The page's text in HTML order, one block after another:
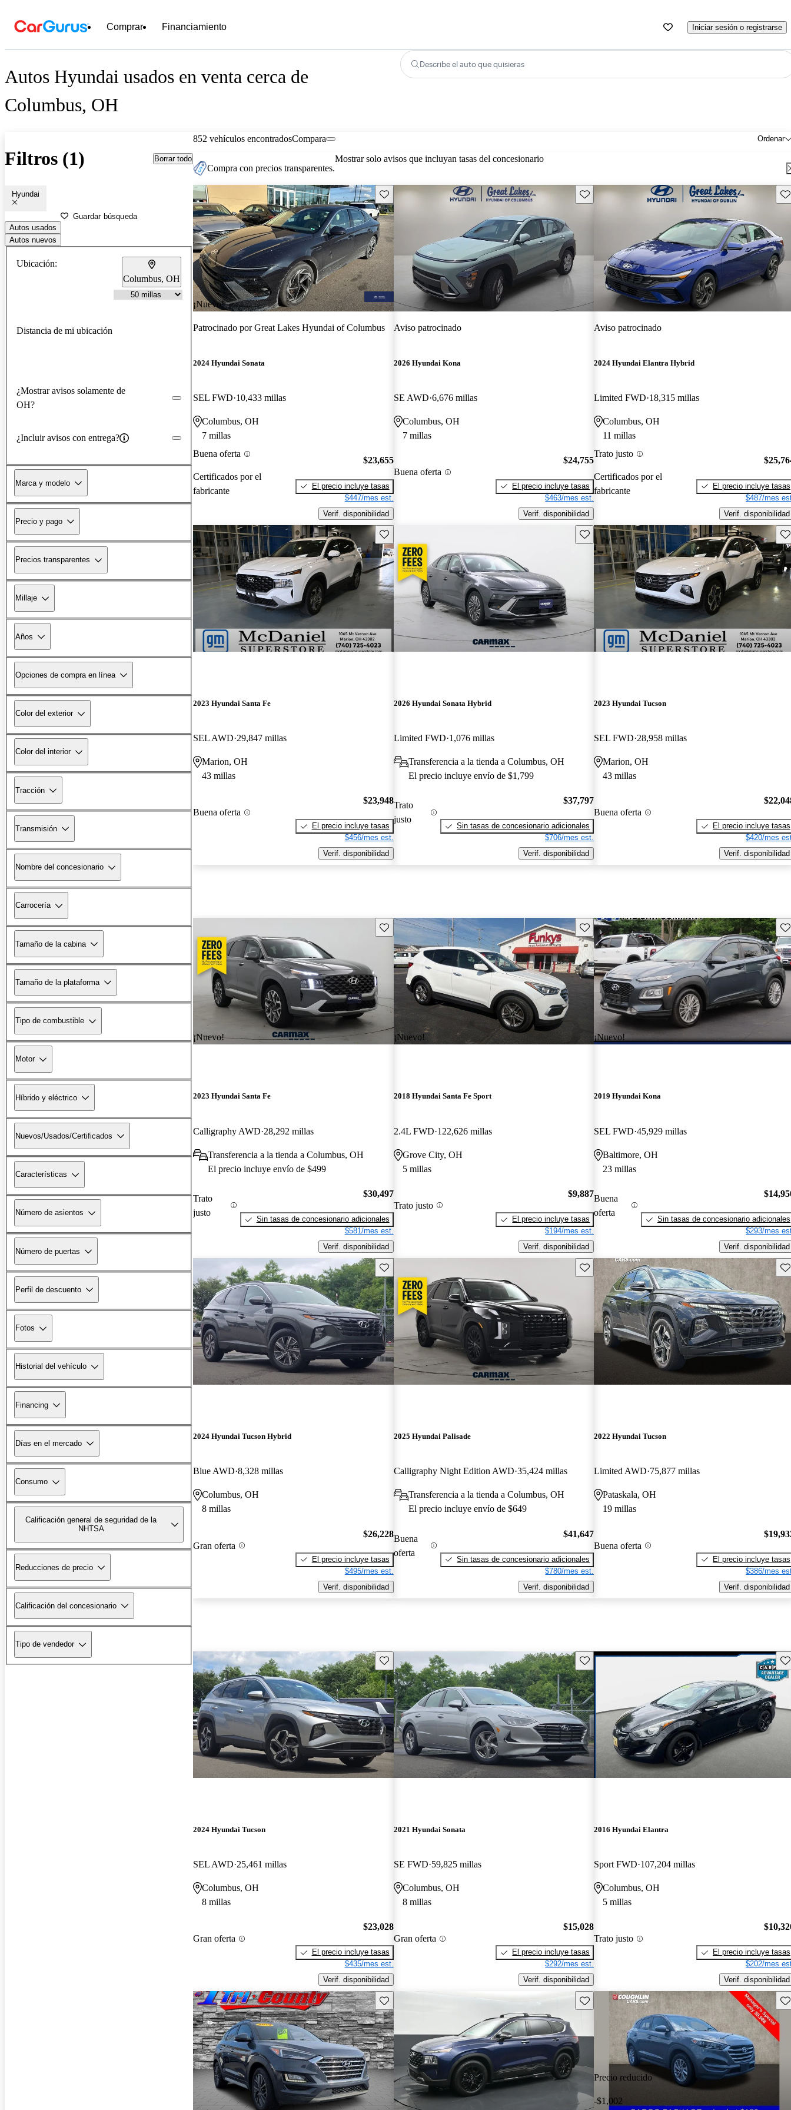
Comprar Financiamiento Iniciar sesión o registrarse
Autos Hyundai usados en venta cerca de
Columbus, OH
Describe el auto que quisieras
Filtros (1) Borrar todo
Hyundai
Guardar búsqueda
Autos usados
Autos nuevos
Ubicación:
Columbus, OH
Distancia de mi ubicación
¿Mostrar avisos solamente de
OH?
¿Incluir avisos con entrega?
Marca y modelo
Precio y pago
Precios transparentes
Millaje
Años
Opciones de compra en línea
Color del exterior
Color del interior
Tracción
Transmisión
Nombre del concesionario
Carrocería
Tamaño de la cabina
Tamaño de la plataforma
Tipo de combustible
Motor
Híbrido y eléctrico
Nuevos/Usados/Certificados
Características
Número de asientos
Número de puertas
Perfil de descuento
Fotos
Historial del vehículo
Financing
Días en el mercado
Consumo
Calificación general de seguridad de la
NHTSA
Reducciones de precio
Calificación del concesionario
Tipo de vendedor
852 vehículos encontrados Ordenar
Compara
Compra con precios transparentes.
Mostrar solo avisos que incluyan tasas del concesionario
¡Nuevo!
Guarda este Aviso
Patrocinado porGreat Lakes Hyundai of Columbus
2024 Hyundai Sonata
SEL FWD 10,433 millas
Columbus, OH
7 millas
Buena oferta
Certificados por el
fabricante
$23,655
El precio incluye tasas
$447/mes est.
Verif. disponibilidad
Guarda este Aviso
Aviso patrocinado
2026 Hyundai Kona
SE AWD 6,676 millas
Columbus, OH
7 millas
Buena oferta
$24,755
El precio incluye tasas
$463/mes est.
Verif. disponibilidad
Aviso patrocinado
2024 Hyundai Elantra Hybrid
Limited FWD 18,315 millas
Columbus, OH
11 millas
Trato justo
Certificados por el
fabricante
El precio incluye tasas
$487/mes
Verif. disponibilidad
Guarda este Aviso
2023 Hyundai Santa Fe
SEL AWD 29,847 millas
Marion, OH
43 millas
Buena oferta
$23,948
El precio incluye tasas
$456/mes est.
Verif. disponibilidad
Guarda este Aviso
2026 Hyundai Sonata Hybrid
Limited FWD 1,076 millas
Transferencia a la tienda a Columbus, OH
El precio incluye envío de $1,799
Trato
justo
$37,797
Sin tasas de concesionario adicionales
$706/mes est.
Verif. disponibilidad
2023 Hyundai Tucson
SEL FWD 28,958 millas
Marion, OH
43 millas
Buena oferta
El precio incluye tasas
$420/mes
Verif. disponibilidad
¡Nuevo!
Guarda este Aviso
2023 Hyundai Santa Fe
Calligraphy AWD 28,292 millas
Transferencia a la tienda a Columbus, OH
El precio incluye envío de $499
Trato
justo
$30,497
Sin tasas de concesionario adicionales
$581/mes est.
Verif. disponibilidad
¡Nuevo!
Guarda este Aviso
2018 Hyundai Santa Fe Sport
2.4L FWD 122,626 millas
Grove City, OH
5 millas
Trato justo
$9,887
El precio incluye tasas
$194/mes est.
Verif. disponibilidad
¡Nuevo!
2019 Hyundai Kona
SEL FWD 45,929 millas
Baltimore, OH
23 millas
Buena
oferta
Sin tasas de concesionario adicionales
$293/mes
Verif. disponibilidad
Guarda este Aviso
2024 Hyundai Tucson Hybrid
Blue AWD 8,328 millas
Columbus, OH
8 millas
Gran oferta
$26,228
El precio incluye tasas
$495/mes est.
Verif. disponibilidad
Guarda este Aviso
2025 Hyundai Palisade
Calligraphy Night Edition AWD 35,424 millas
Transferencia a la tienda a Columbus, OH
El precio incluye envío de $649
Buena
oferta
$41,647
Sin tasas de concesionario adicionales
$780/mes est.
Verif. disponibilidad
2022 Hyundai Tucson
Limited AWD 75,877 millas
Pataskala, OH
19 millas
Buena oferta
El precio incluye tasas
$386/mes
Verif. disponibilidad
Guarda este Aviso
2024 Hyundai Tucson
SEL AWD 25,461 millas
Columbus, OH
8 millas
Gran oferta
$23,028
El precio incluye tasas
$435/mes est.
Verif. disponibilidad
Guarda este Aviso
2021 Hyundai Sonata
SE FWD 59,825 millas
Columbus, OH
8 millas
Gran oferta
$15,028
El precio incluye tasas
$292/mes est.
Verif. disponibilidad
2016 Hyundai Elantra
Sport FWD 107,204 millas
Columbus, OH
5 millas
Trato justo
El precio incluye tasas
$202/mes
Verif. disponibilidad
Guarda este Aviso Guarda este Aviso
Precio reducido
-$1,002